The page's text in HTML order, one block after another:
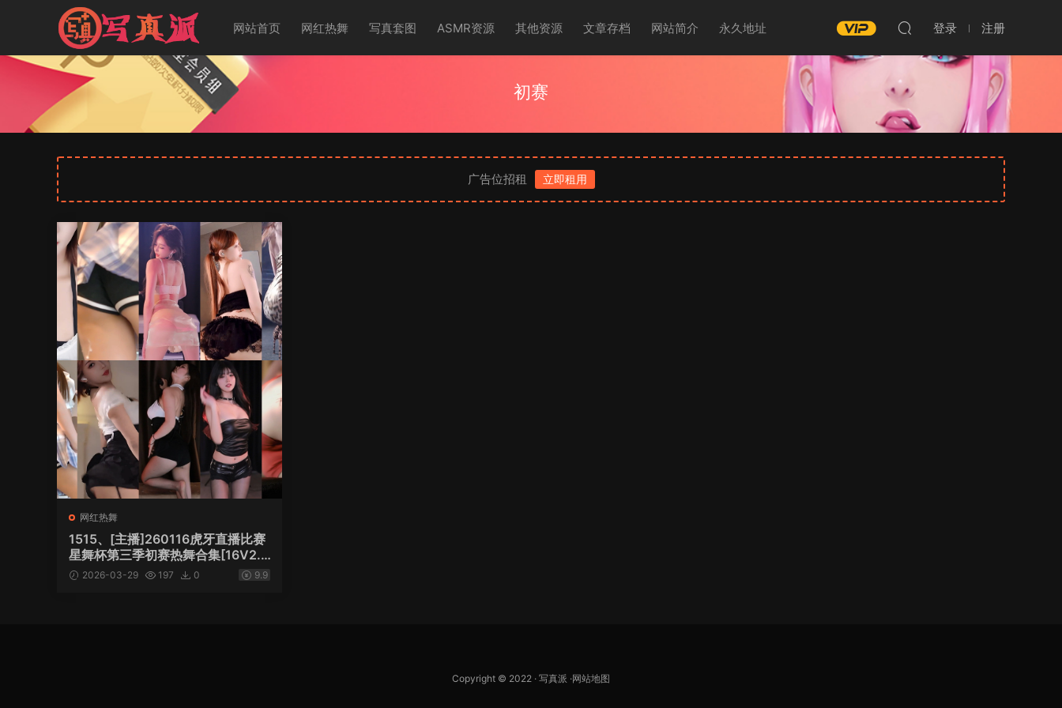
网站首页 网红热舞 写真套图 ASMR资源 其他资源 文章存档 网站简介 永久地址 登录 注册
初赛
广告位招租 立即租用
网红热舞
1515、[主播]260116虎牙直播比赛
星舞杯第三季初赛热舞合集[16V2.1
7G]2026-03-29 197 0 9.9
Copyright © 2022 · 写真派 ·网站地图